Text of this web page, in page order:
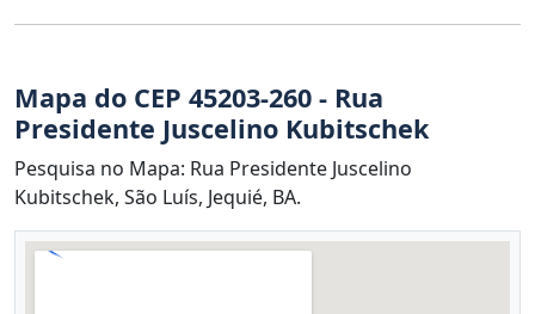
Mapa do CEP 45203-260 - Rua
Presidente Juscelino Kubitschek
Pesquisa no Mapa: Rua Presidente Juscelino
Kubitschek, São Luís, Jequié, BA.